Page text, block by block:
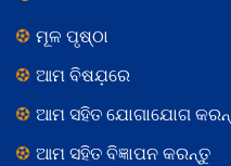
ମୂଳ ପୃଷ୍ଠା
ଆମ ବିଷଯ଼ରେ
ଆମ ସହିତ ଯୋଗାଯୋଗ
ଆମ ସହିତ ବିଜ୍ଞାପନ କରନ୍ତୁ